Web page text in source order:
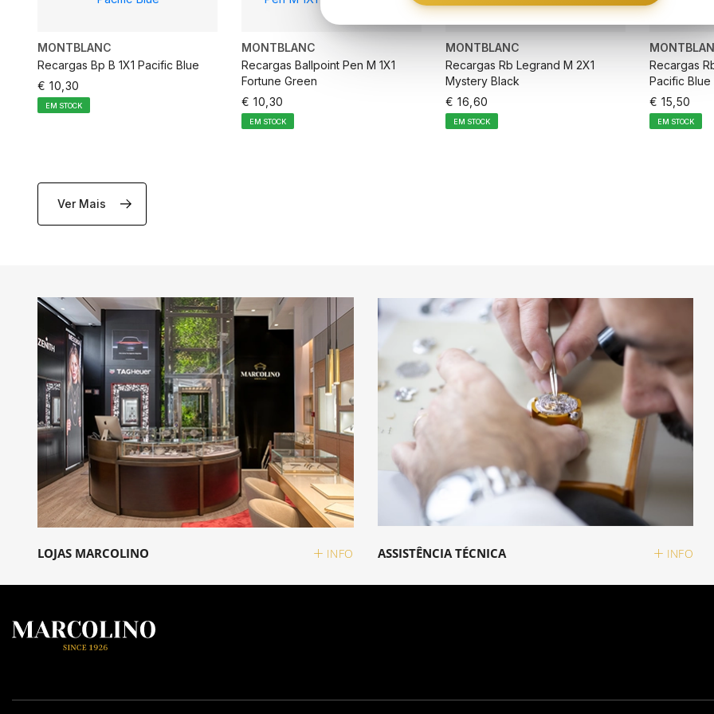
por
concretizar
MONTBLANC
Recargas Bp B 1X1 Pacific Blue
€ 10,30
EM STOCK
MONTBLANC
Recargas Ballpoint Pen M 1X1
Fortune Green
€ 10,30
EM STOCK
MONTBLANC
Recargas Rb Legrand M 2X1
Mystery Black
€ 16,60
EM STOCK
Recargas
Pacific Blue
€ 15,50
EM STOCK
Ver Mais
LOJAS MARCOLINO INFO ASSISTÊNCIA TÉCNICA INFO